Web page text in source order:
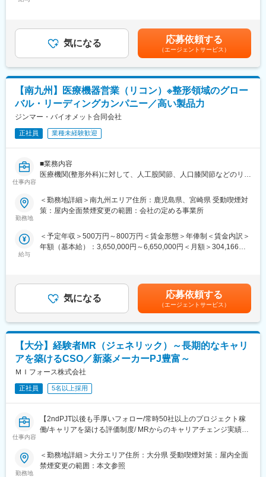
・資格取得後は、資格手当として給与にも反映されます。
・残業20h以内
・スケジュールに合わせて直行直帰可
・転居を伴う転勤はありません
■やりがい：
・最近、健康のことで困っていることがないかなど、親身にお話
を聞くことで、お客様と信頼関係を築き、お客様の健康管理に貢
献することができます。
・「この薬すごく効き目があって良かったよ。」「こないだのリ
ンゴ酢美味しかった！ちょうどまた買おうと思ってたの。来てく
変更の範囲：会社の定める業務
に貢献できるやりがいのある仕事です。
※担当する医療機関に常駐しての業務となります。
患者さんに治験の内容をわかりやすく説明したり、医師や看護師
と連携することで伝える力が身に付きます。
（2）スケジュール管理力：
治験には決まった検査や診察の予定があるため、患者さんが無理
なく通えるように予定を調整する力が身につきます。
（3）医療の知識：
薬の種類や副作用、検査の内容など、医療に関する知識が自然と
増えていきます。薬剤師や看護師と話す機会も多いため学ぶこと
も多いです。
（4）パソコンや書類の整理力：
す。パソコンの使い方や、正確に記録する力が身につきます。
（5）チームで働く力：
進めるので、チームワークの大切さを学べます。
残業時間も月10時間程度、産休育休の取得実績も多数あり、育児
手当もございます。
導入研修が80時間あり、手厚いフォロー体制があります。
CRC社内認定制度を採用し、継続研修を充実させることで常に新
しい知識を身につけ、スキルアップできる環境を用意していま
す。
■キャリアステップ：
CRCとして幅広い経験を積むことや、スペシャリストとして特定
の疾患領域の専門的な経験を積んでいくことも可能です。
また、グループの垣根を超えCRCからSMAやCRAへのキャリアチ
ェンジ、事業の枠をこえ新たなキャリアにチャレンジされている
変更の範囲：会社の定める業務
る可能性があります。月給(月額)は固定手当を含めた表記です。
気になる 応募依頼する
（エージェントサービス）
【南九州】医療機器営業（リコン）※整形領域のグロー
バル・リーディングカンパニー／高い製品力
ジンマー・バイオメット合同会社
正社員 業種未経験歓迎
仕事内容
■業務内容
医療機関(整形外科)に対して、人工股関節、人口膝関節などのリコ
クターと関係構築を進めながら、患者様の1人1人に合わせた提案
を行っていただきます。
件程度）
・最新の医療関連情報の提供、医療機関へのサポート（勉強・セ
・各種学会への参加
■担当エリア：鹿児島、宮崎
■担当製品：人工股関節、人口膝関節など
■本ポジションの魅力
ジンマー・バイオメット社は、整形外科領域ではトップクラスの
会社で、整形のドクターで知らない人はほとんどいません。 整形
外科分野は高齢化によりもっとも伸びる市場の一つです。
製品力・製品数がありますので、患者の多種多様な疾患に対し幅
広い提案ができます。また、実際に自分の売った製品で患者の
QOL向上を叶えられたお話をドクター経由で聞くこともある、非
直行直帰のワークスタイルですので、ご自身の裁量次第でフレキ
シブルなスケジューリングも可能です。エリア毎に週1回のペース
ラネットから学術文献などのナレッジが共有可能のため、直行直
帰に不安な方でも安心していただけます。
勤務地
＜勤務地詳細＞南九州エリア住所：鹿児島県、宮崎県 受動喫煙対
策：屋内全面禁煙変更の範囲：会社の定める事業所
給与
＜予定年収＞500万円～800万円＜賃金形態＞年俸制＜賃金内訳＞
年額（基本給）：3,650,000円～6,650,000円＜月額＞304,166円
つつ、選考を通じて変動する可能性がある為、上記条件を約束で
きるものではありません。■インセンティブ：年間目標を個人・チ
ーム・会社の3つの軸で100％達成した場合、135万円を支給賃金
はあくまでも目安の金額であり、選考を通じて上下する可能性が
あります。月給(月額)は固定手当を含めた表記です。
気になる 応募依頼する
（エージェントサービス）
【大分】経験者MR（ジェネリック）～長期的なキャリ
アを築けるCSO／新薬メーカーPJ豊富～
ＭＩフォース株式会社
正社員 5名以上採用
仕事内容
【2ndPJT以後も手厚いフォロー/常時50社以上のプロジェクト稼
働/キャリアを築ける評価制度/ MRからのキャリアチェンジ実績有
■業務内容：
クライアントである製薬会社のプロジェクトに所属し、MRとして
勤務地
＜勤務地詳細＞大分エリア住所：大分県 受動喫煙対策：屋内全面
禁煙変更の範囲：本文参照